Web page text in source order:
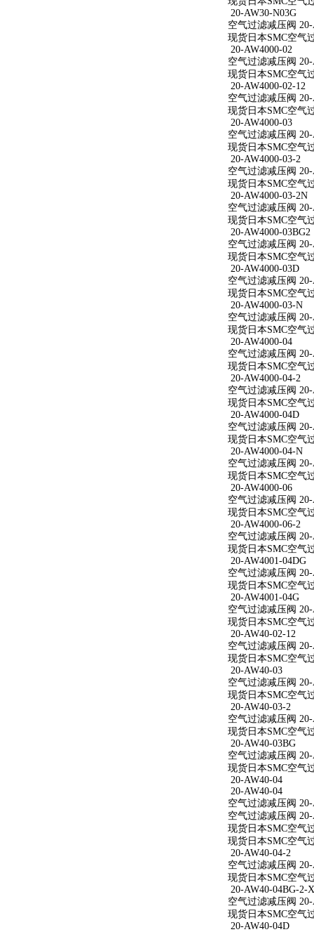
20-AW30-N03G
空气过滤减压阀
现货日本SMC空气
20-AW4000-02
空气过滤减压阀 20-
现货日本SMC空气
20-AW4000-02-12
空气过滤减压阀 20-
现货日本SMC空气
20-AW4000-03
空气过滤减压阀 20-
现货日本SMC空气
20-AW4000-03-2
空气过滤减压阀 20-
现货日本SMC空气
20-AW4000-03-2N
空气过滤减压阀
现货日本SMC空气
20-AW4000-03BG2
空气过滤减压阀 20-
现货日本SMC空气
20-AW4000-03D
空气过滤减压阀 20-
现货日本SMC空气
20-AW4000-03-N
空气过滤减压阀
现货日本SMC空气
20-AW4000-04
空气过滤减压阀 20-
现货日本SMC空气
20-AW4000-04-2
空气过滤减压阀 20-
现货日本SMC空气
20-AW4000-04D
空气过滤减压阀 20-
现货日本SMC空气
20-AW4000-04-N
空气过滤减压阀
现货日本SMC空气
20-AW4000-06
空气过滤减压阀 20-
现货日本SMC空气
20-AW4000-06-2
空气过滤减压阀 20-
现货日本SMC空气
20-AW4001-04DG
空气过滤减压阀 20-
现货日本SMC空气
20-AW4001-04G
空气过滤减压阀 20-
现货日本SMC空气
20-AW40-02-12
空气过滤减压阀 20-
现货日本SMC空气
20-AW40-03
空气过滤减压阀 20-
现货日本SMC空气
20-AW40-03-2
空气过滤减压阀
现货日本SMC空气
20-AW40-03BG
空气过滤减压阀 20-
现货日本SMC空气
20-AW40-04
20-AW40-04
空气过滤减压阀 20-
空气过滤减压阀 20-
现货日本SMC空气
现货日本SMC空气
20-AW40-04-2
空气过滤减压阀
现货日本SMC空气
20-AW40-04BG-2-
空气过滤减压阀
现货日本SMC空气
20-AW40-04D